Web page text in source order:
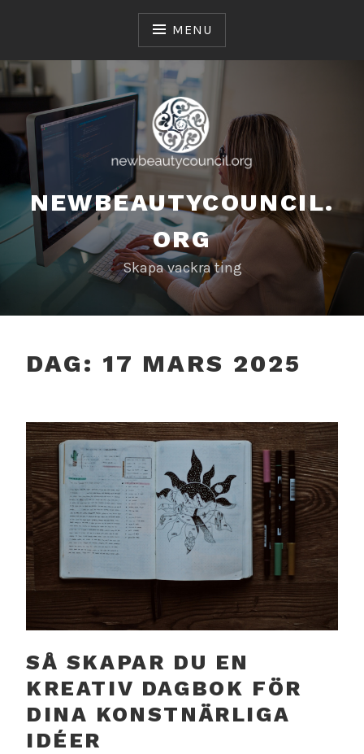
MENU
NEWBEAUTYCOUNCIL.
ORG
Skapa vackra ting
DAG: 17 MARS 2025
SÅ SKAPAR DU EN
KREATIV DAGBOK FÖR
DINA KONSTNÄRLIGA
IDÉER